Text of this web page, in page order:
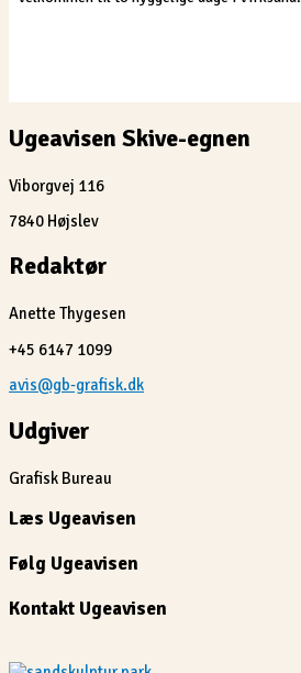
Ugeavisen Skive-egnen
Viborgvej 116
7840 Højslev
Redaktør
Anette Thygesen
+45 6147 1099
avis@gb-grafisk.dk
Udgiver
Grafisk Bureau
Læs Ugeavisen
Følg Ugeavisen
Kontakt Ugeavisen